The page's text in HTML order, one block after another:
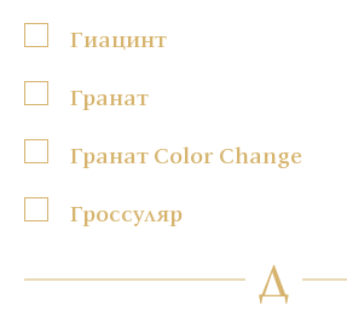
Гиацинт
Гранат
Гранат Color Change
Гроссуляр
Д